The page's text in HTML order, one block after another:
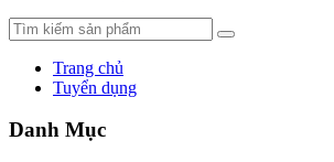
Trang chủ
Tuyển dụng
Danh Mục